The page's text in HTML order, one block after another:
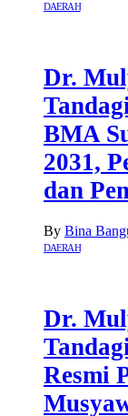
DAERAH
Dr.
BMA
2031,
dan
By Bina
DAERAH
Dr.
Resmi